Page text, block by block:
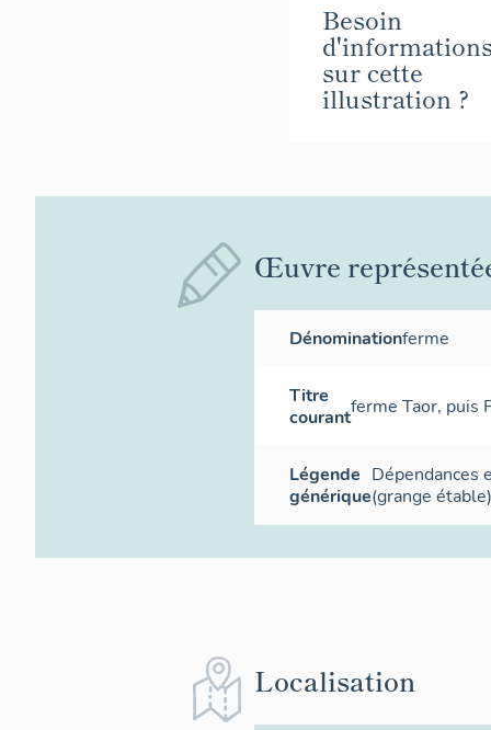
Besoin
sur cette
illustration ?
Œuvre
Dénominationferme
Titre
courantferme Taor, puis
Légende
générique
Dépendances
(grange
Localisation